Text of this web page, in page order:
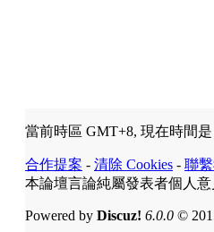
當前時區 GMT+8, 現在時間是
合作提案 - 清除 Cookies - 聯
本論壇言論純屬發表者個人
Powered by Discuz! 6.0.0 ©